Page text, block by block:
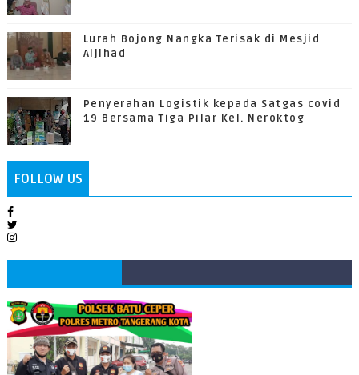
Lurah Bojong Nangka Terisak di Mesjid
Aljihad
Penyerahan Logistik kepada Satgas covid
19 Bersama Tiga Pilar Kel. Neroktog
FOLLOW US